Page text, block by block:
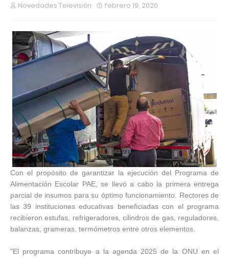
Novedades Televisión febrero 19, 2020
Con el propósito de garantizar la ejecución del Programa de
Alimentación Escolar PAE, se llevó a cabo la primera entrega
parcial de insumos para su óptimo funcionamiento. Rectores de
las 39 instituciones educativas beneficiadas con el programa
recibieron estufas, refrigeradores, cilindros de gas, reguladores,
balanzas, grameras, termómetros entre otros elementos.
"El programa contribuye a la agenda 2025 de la ONU en el